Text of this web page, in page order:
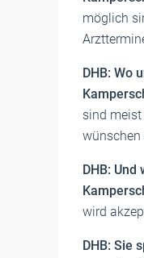
möglich
DHB: Wo
sind
DHB:
wird
DHB: Sie